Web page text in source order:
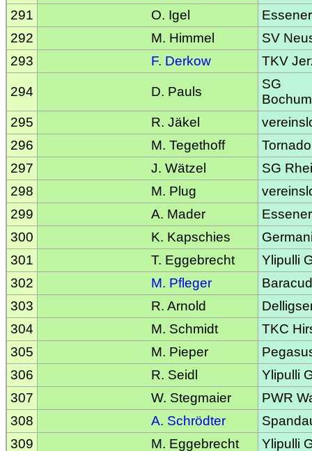
291
O. Igel
292
M. Himmel
SV
293
F. Derkow TKV
294 D. Pauls
SG
295
R. Jäkel
296
M. Tegethoff
297
J. Wätzel
SG
298
M. Plug
299
A. Mader
300
K. Kapschies
301
T. Eggebrecht
Ylipulli
302
M. Pfleger
303
R. Arnold
304
M. Schmidt
TKC
305
M. Pieper
306
R. Seidl
Ylipulli
307
W. Stegmaier
PWR
308
A. Schrödter
309
M. Eggebrecht
Ylipulli